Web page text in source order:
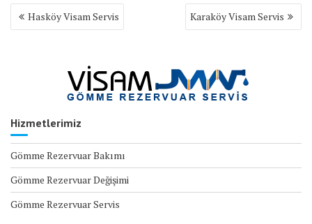
Yazı
gezinmesi
Hasköy Visam Servis Karaköy Visam Servis
Hizmetlerimiz
Gömme Rezervuar Bakımı
Gömme Rezervuar Değişimi
Gömme Rezervuar Servis